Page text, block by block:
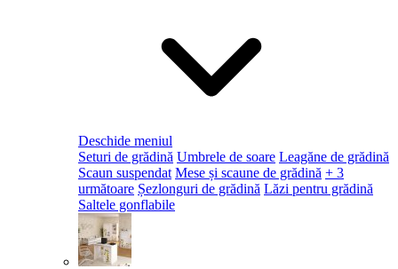
Deschide meniul
Seturi de grădină Umbrele de soare Leagăne de grădină
Scaun suspendat Mese și scaune de grădină + 3
următoare Șezlonguri de grădină Lăzi pentru grădină
Saltele gonflabile